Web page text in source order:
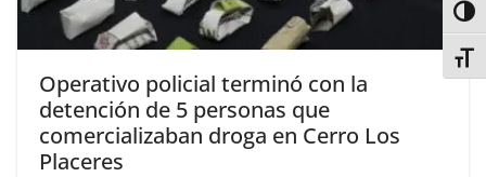
Operativo policial terminó con la
detención de 5 personas que
comercializaban droga en Cerro Los
Placeres